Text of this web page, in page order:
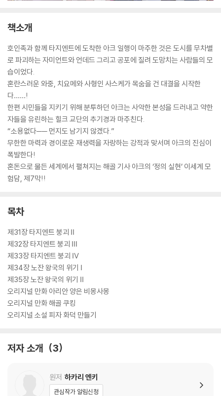
책소개
호인족과 함께 타지엔트에 도착한 아크 일행이 마주한 것은 도시를 무차별
로 파괴하는 자미언트와 언데드 그리고 공포에 질려 도망치는 사람들의 모
습이었다.
혼란스러운 와중, 치요메와 사형인 사스케가 목숨을 건 대결을 시작한
다……!
한편 시민들을 지키기 위해 분투하던 아크는 사악한 본성을 드러내고 약한
자들을 유린하는 힐크 교단의 추기경과 마주친다.
“소용없다── 먼지도 남기지 않겠다.”
무한한 마력과 경이로운 재생력을 자랑하는 강적과 맞서며 아크의 진심이
폭발한다!
혼돈으로 물든 세계에서 펼쳐지는 해골 기사 아크의 ‘정의 실현’ 이세계 모
험담, 제7막!!
목차
제31장 타지엔트 붕괴 Ⅱ
제32장 타지엔트 붕괴 Ⅲ
제33장 타지엔트 붕괴 Ⅳ
제34장 노잔 왕국의 위기 Ⅰ
제35장 노잔 왕국의 위기 Ⅱ
오리지널 만화 아리안 양은 비몽사몽
오리지널 만화 해골 쿠킹
오리지널 소설 피자 화덕 만들기
저자 소개 3
원저 하카리 엔키
관심작가 알림신청